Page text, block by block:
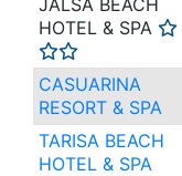
JALSA BEACH
HOTEL & SPA
CASUARINA
RESORT & SPA
TARISA BEACH
HOTEL & SPA